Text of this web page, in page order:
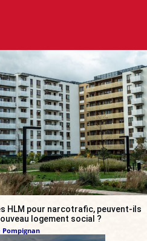
HLM pour narcotrafic, peuvent-ils
logement social ?